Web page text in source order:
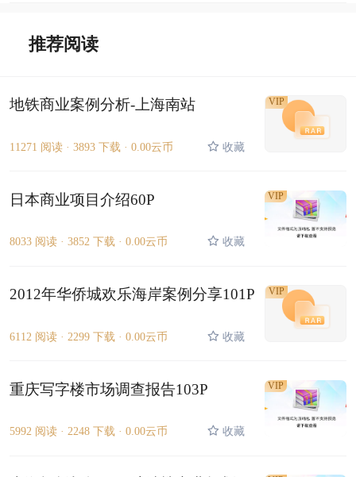
推荐阅读
地铁商业案例分析-上海南站
11271 阅读 · 3893 下载 · 0.00云币 收藏
VIP
日本商业项目介绍60P
8033 阅读 · 3852 下载 · 0.00云币 收藏
VIP
2012年华侨城欢乐海岸案例分享101P
6112 阅读 · 2299 下载 · 0.00云币 收藏
VIP
重庆写字楼市场调查报告103P
5992 阅读 · 2248 下载 · 0.00云币 收藏
VIP